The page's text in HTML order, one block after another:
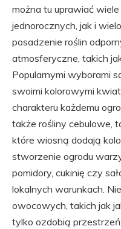
można tu uprawiać
jednorocznych, jak i
posadzenie roślin
atmosferyczne, takich
Popularnymi wyborami
swoimi kolorowymi
charakteru każdemu
także rośliny cebulowe,
które wiosną dodają
stworzenie ogrodu
pomidory, cukinię czy
lokalnych warunkach.
owocowych, takich jak
tylko ozdobią